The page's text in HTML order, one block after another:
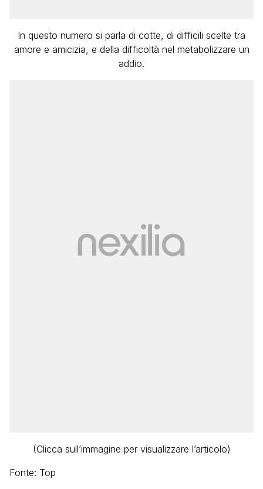
In questo numero si parla di cotte, di difficili scelte tra
amore e amicizia, e della difficoltà nel metabolizzare un
addio.
(Clicca sull’immagine per visualizzare l’articolo)
Fonte: Top